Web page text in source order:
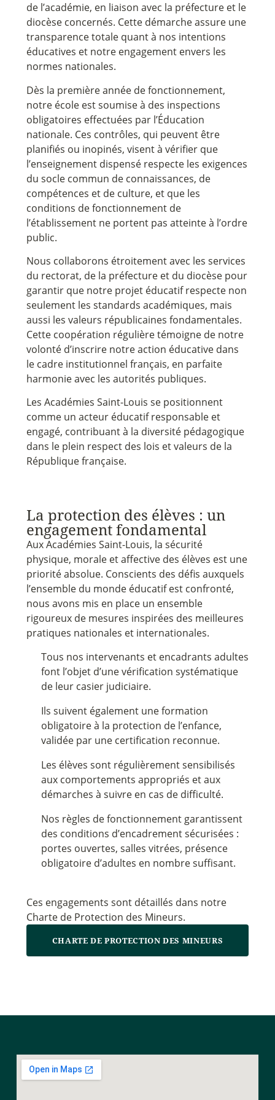
de l’académie, en liaison avec la préfecture et le
diocèse concernés. Cette démarche assure une
transparence totale quant à nos intentions
éducatives et notre engagement envers les
normes nationales.
Dès la première année de fonctionnement,
notre école est soumise à des inspections
obligatoires effectuées par l’Éducation
nationale. Ces contrôles, qui peuvent être
planifiés ou inopinés, visent à vérifier que
l’enseignement dispensé respecte les exigences
du socle commun de connaissances, de
compétences et de culture, et que les
conditions de fonctionnement de
l’établissement ne portent pas atteinte à l’ordre
public.
Nous collaborons étroitement avec les services
du rectorat, de la préfecture et du diocèse pour
garantir que notre projet éducatif respecte non
seulement les standards académiques, mais
aussi les valeurs républicaines fondamentales.
Cette coopération régulière témoigne de notre
volonté d’inscrire notre action éducative dans
le cadre institutionnel français, en parfaite
harmonie avec les autorités publiques.
Les Académies Saint-Louis se positionnent
comme un acteur éducatif responsable et
engagé, contribuant à la diversité pédagogique
dans le plein respect des lois et valeurs de la
République française.
La protection des élèves : un
engagement fondamental
Aux Académies Saint-Louis, la sécurité
physique, morale et affective des élèves est une
priorité absolue. Conscients des défis auxquels
l’ensemble du monde éducatif est confronté,
nous avons mis en place un ensemble
rigoureux de mesures inspirées des meilleures
pratiques nationales et internationales.
Tous nos intervenants et encadrants adultes
font l’objet d’une vérification systématique
de leur casier judiciaire.
Ils suivent également une formation
obligatoire à la protection de l’enfance,
validée par une certification reconnue.
Les élèves sont régulièrement sensibilisés
aux comportements appropriés et aux
démarches à suivre en cas de difficulté.
Nos règles de fonctionnement garantissent
des conditions d’encadrement sécurisées :
portes ouvertes, salles vitrées, présence
obligatoire d’adultes en nombre suffisant.
Ces engagements sont détaillés dans notre
Charte de Protection des Mineurs.
CHARTE DE PROTECTION DES MINEURS